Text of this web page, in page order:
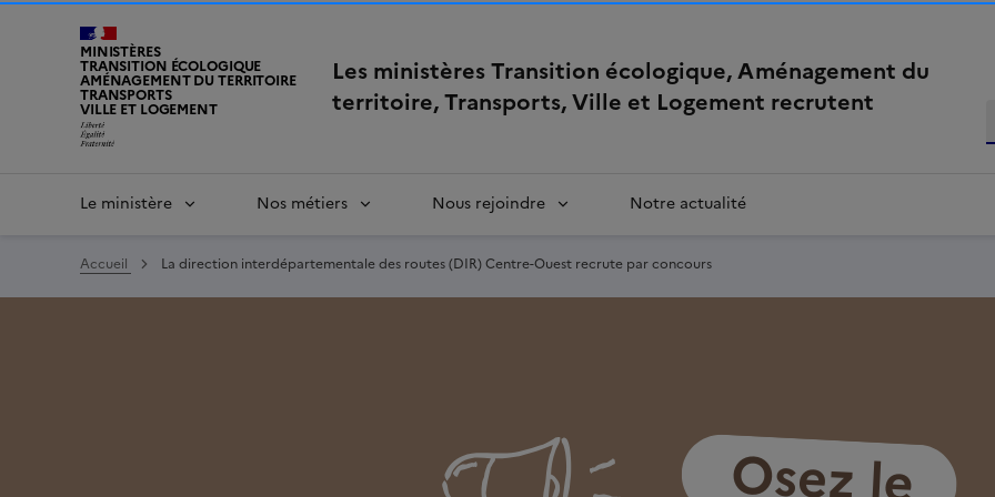
MINISTÈRES
TRANSITION ÉCOLOGIQUE
AMÉNAGEMENT DU TERRITOIRE
TRANSPORTS
VILLE ET LOGEMENT
Les ministères Transition écologique, Aménagement du
territoire, Transports, Ville et Logement recrutent
Le ministère Nos métiers Nous rejoindre Notre actualité
Accueil La direction interdépartementale des routes (DIR) Centre-Ouest recrute par concours